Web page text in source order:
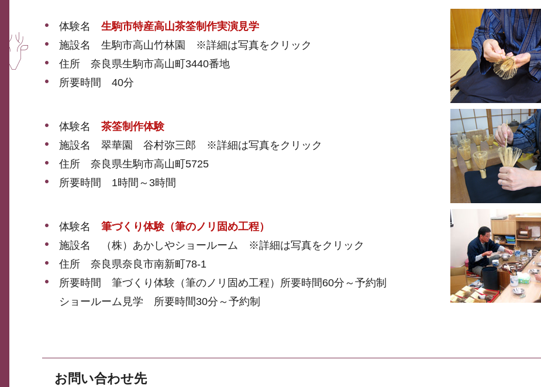
体験名 生駒市特産高山茶筌制作実演見学
施設名 生駒市高山竹林園 ※詳細は写真をクリック
住所 奈良県生駒市高山町3440番地
所要時間 40分
体験名 茶筌制作体験
施設名 翠華園 谷村弥三郎 ※詳細は写真をクリック
住所 奈良県生駒市高山町5725
所要時間 1時間～3時間
体験名 筆づくり体験（筆のノリ固め工程）
施設名 （株）あかしやショールーム ※詳細は写真をクリック
住所 奈良県奈良市南新町78-1
所要時間 筆づくり体験（筆のノリ固め工程）所要時間60分～予約制
ショールーム見学 所要時間30分～予約制
お問い合わせ先